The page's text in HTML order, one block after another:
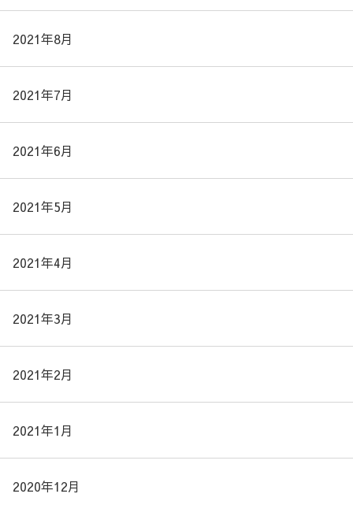
2021年8月
2021年7月
2021年6月
2021年5月
2021年4月
2021年3月
2021年2月
2021年1月
2020年12月